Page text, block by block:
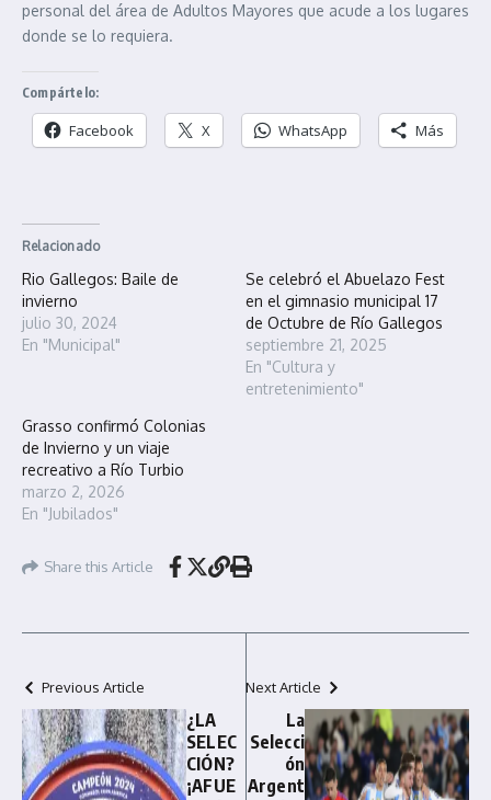
personal del área de Adultos Mayores que acude a los lugares
donde se lo requiera.
Compártelo:
Facebook X WhatsApp Más
Relacionado
Rio Gallegos: Baile de
invierno
julio 30, 2024
En "Municipal"
Se celebró el Abuelazo Fest
en el gimnasio municipal 17
de Octubre de Río Gallegos
septiembre 21, 2025
En "Cultura y
entretenimiento"
Grasso confirmó Colonias
de Invierno y un viaje
recreativo a Río Turbio
marzo 2, 2026
En "Jubilados"
Share this Article
Previous Article
¿LA
SELEC
CIÓN?
¡AFUE
Next Article
La
Selecci
ón
Argent